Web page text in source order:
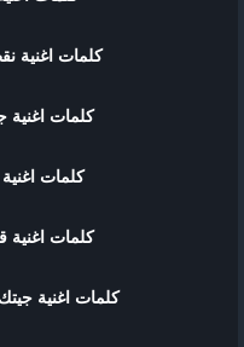
كلمات اغنية
كلمات اغنية
كلمات
كلمات اغنية
كلمات اغنية